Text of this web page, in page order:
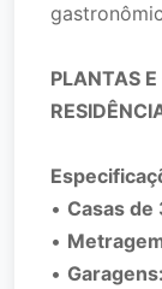
PLANTAS
• Casas
•
• Garagens: